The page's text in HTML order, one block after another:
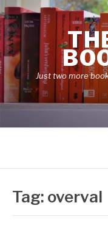
Naar
de
inhoud
springen
Just two more
Tag: overval